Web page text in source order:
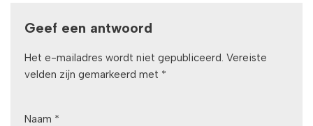
Geef een antwoord
Het e-mailadres wordt niet gepubliceerd. Vereiste
velden zijn gemarkeerd met *
Naam *